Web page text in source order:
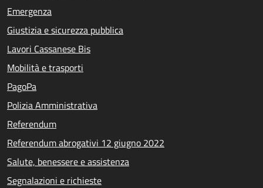
Emergenza
Giustizia e sicurezza pubblica
Lavori Cassanese Bis
Mobilità e trasporti
PagoPa
Polizia Amministrativa
Referendum
Referendum abrogativi 12 giugno 2022
Salute, benessere e assistenza
Segnalazioni e richieste